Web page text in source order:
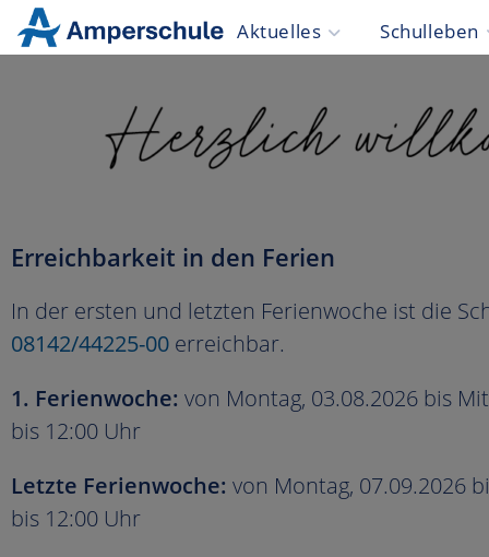
Aktuelles Schulleben
Erreichbarkeit in den Ferien
In der ersten und letzten Ferienwoche ist die
08142/44225-00 erreichbar.
1. Ferienwoche: von Montag, 03.08.2026 bis
bis 12:00 Uhr
Letzte Ferienwoche: von Montag, 07.09.2026
bis 12:00 Uhr